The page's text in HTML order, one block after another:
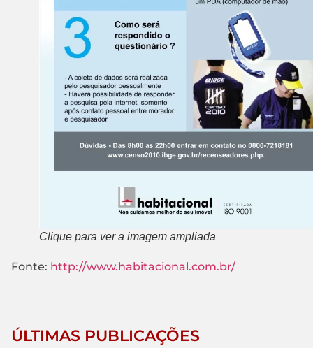
Clique para ver a imagem ampliada
Fonte: http://www.habitacional.com.br/
ÚLTIMAS PUBLICAÇÕES